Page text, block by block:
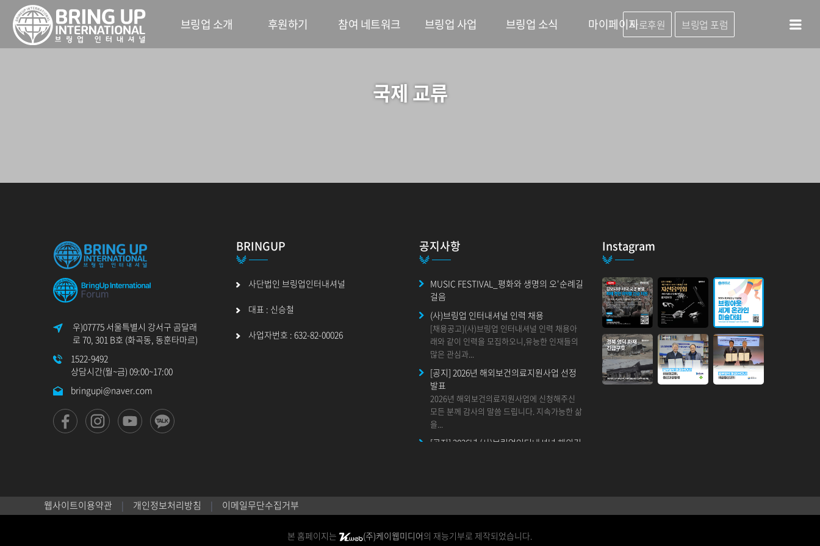
브링업 소개 후원하기 참여 네트워크 브링업 사업 브링업 소식 마이페이지바로후원 브링업 포럼
국제 교류
우)07775 서울특별시 강서구 곰달래
로 70, 301 B호 (화곡동, 동훈타마르)
1522-9492
상담시간(월~금) 09:00~17:00
bringupi@naver.com
BRINGUP
사단법인 브링업인터내셔널
대표 : 신승철
사업자번호 : 632-82-00026
공지사항
MUSIC FESTIVAL_평화와 생명의 오'순례길
걸음
(사)브링업 인터내셔널 인력 채용
[채용공고](사)브링업 인터내셔널 인력 채용아
래와 같이 인력을 모집하오니,유능한 인재들의
많은 관심과...
[공지] 2026년 해외보건의료지원사업 선정
발표
2026년 해외보건의료지원사업에 신청해주신
모든 분께 감사의 말씀 드립니다. 지속가능한 삶
을...
[공지] 2026년 (사)브링업인터내셔널 해외긴
널은...
[공지] 2026년 (사)브링업인터내셔널 해외보
안녕하세요. 사랑으로 하나되는 세상 만들기
Instagram
웹사이트이용약관 개인정보처리방침 이메일무단수집거부
본 홈페이지는 (주)케이웹미디어의 재능기부로 제작되었습니다.